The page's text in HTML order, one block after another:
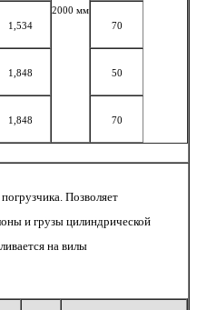
2000 мм
1,534 70
1,848 50
1,848 70
Позволяет
и грузы цилиндрической
на вилы